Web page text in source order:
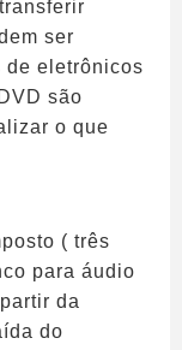
ser
de eletrônicos
são
o que
( três
para áudio
da
do